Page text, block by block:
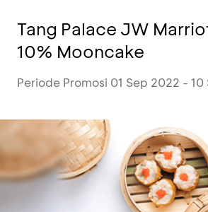
Tang Palace JW
10% Mooncake
Periode Promosi 01 Sep 2022 - 10